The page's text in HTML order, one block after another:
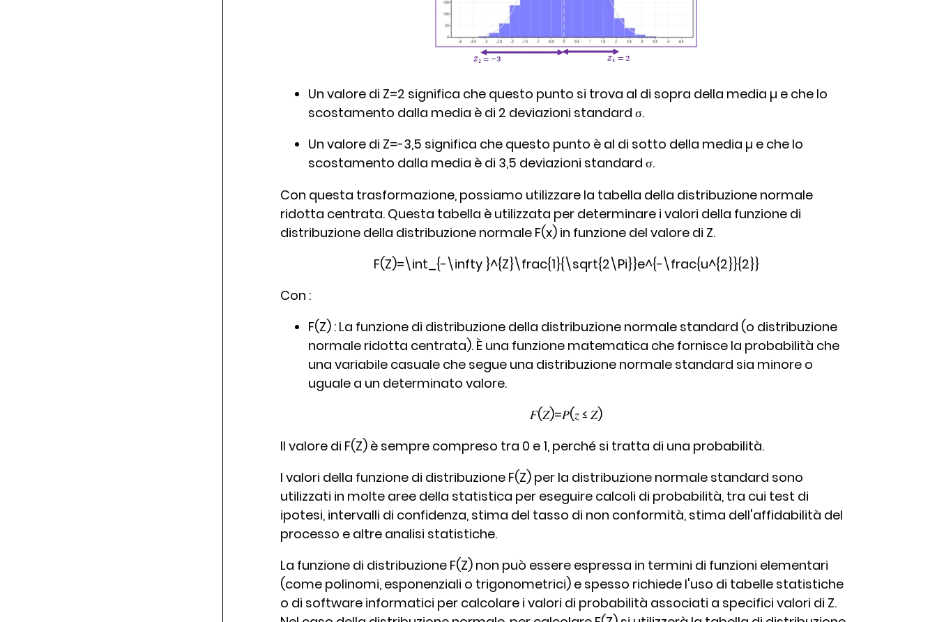
Un valore di Z=2 significa che questo punto si trova al di sopra della media µ e che lo
scostamento dalla media è di 2 deviazioni standard σ.
Un valore di Z=-3,5 significa che questo punto è al di sotto della media µ e che lo
scostamento dalla media è di 3,5 deviazioni standard σ.
Con questa trasformazione, possiamo utilizzare la tabella della distribuzione normale
ridotta centrata. Questa tabella è utilizzata per determinare i valori della funzione di
distribuzione della distribuzione normale F(x) in funzione del valore di Z.
F(Z)=\int_{-\infty }^{Z}\frac{1}{\sqrt{2\Pi}}e^{-\frac{u^{2}}{2}}
Con :
F(Z) : La funzione di distribuzione della distribuzione normale standard (o distribuzione
normale ridotta centrata). È una funzione matematica che fornisce la probabilità che
una variabile casuale che segue una distribuzione normale standard sia minore o
uguale a un determinato valore.
𝐹(𝑍)=𝑃(𝑧 ≤ 𝑍)
Il valore di F(Z) è sempre compreso tra 0 e 1, perché si tratta di una probabilità.
I valori della funzione di distribuzione F(Z) per la distribuzione normale standard sono
utilizzati in molte aree della statistica per eseguire calcoli di probabilità, tra cui test di
ipotesi, intervalli di confidenza, stima del tasso di non conformità, stima dell'affidabilità del
processo e altre analisi statistiche.
La funzione di distribuzione F(Z) non può essere espressa in termini di funzioni elementari
(come polinomi, esponenziali o trigonometrici) e spesso richiede l'uso di tabelle statistiche
o di software informatici per calcolare i valori di probabilità associati a specifici valori di Z.